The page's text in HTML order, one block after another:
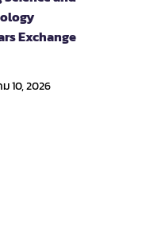
Exchange
10, 2026